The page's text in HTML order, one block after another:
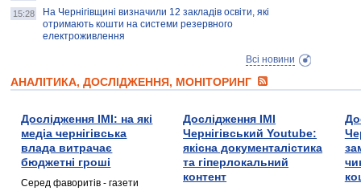
15:28
На Чернігівщині визначили 12 закладів освіти, які
отримають кошти на системи резервного
електроживлення
Всі новини
АНАЛІТИКА, ДОСЛІДЖЕННЯ, МОНІТОРИНГ
Дослідження ІМІ: на які
медіа чернігівська
влада витрачає
бюджетні гроші
Серед фаворитів - газети
Дослідження ІМІ
Чернігівський Youtube:
якісна документалістика
та гіперлокальний
контент